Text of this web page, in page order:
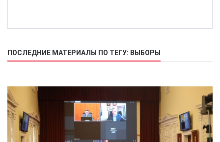
ПОСЛЕДНИЕ МАТЕРИАЛЫ ПО ТЕГУ: ВЫБОРЫ